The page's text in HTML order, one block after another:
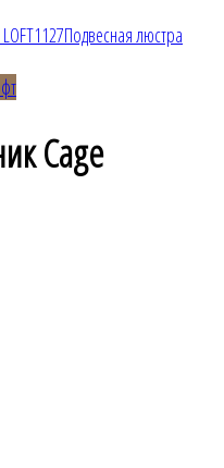
Подвесная люстра
Cage